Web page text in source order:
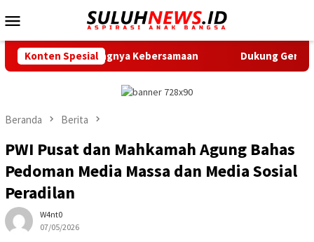
ke
Mobile
Konten Spesial
Kebersamaan Dukung Gerak Jalan Santai
Beranda Berita
PWI Pusat dan Mahkamah Agung Bahas
Pedoman Media Massa dan Media Sosial
Peradilan
W4nt0
07/05/2026